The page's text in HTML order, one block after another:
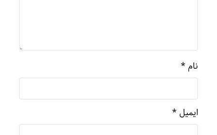
نام *
ایمیل *